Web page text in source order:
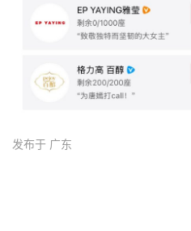
发布于 广东